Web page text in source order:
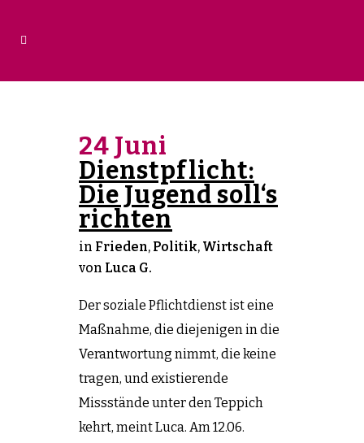
24 Juni
Dienstpflicht:
Die Jugend soll‘s
richten
in Frieden, Politik, Wirtschaft
von Luca G.
Der soziale Pflichtdienst ist eine
Maßnahme, die diejenigen in die
Verantwortung nimmt, die keine
tragen, und existierende
Missstände unter den Teppich
kehrt, meint Luca. Am 12.06.